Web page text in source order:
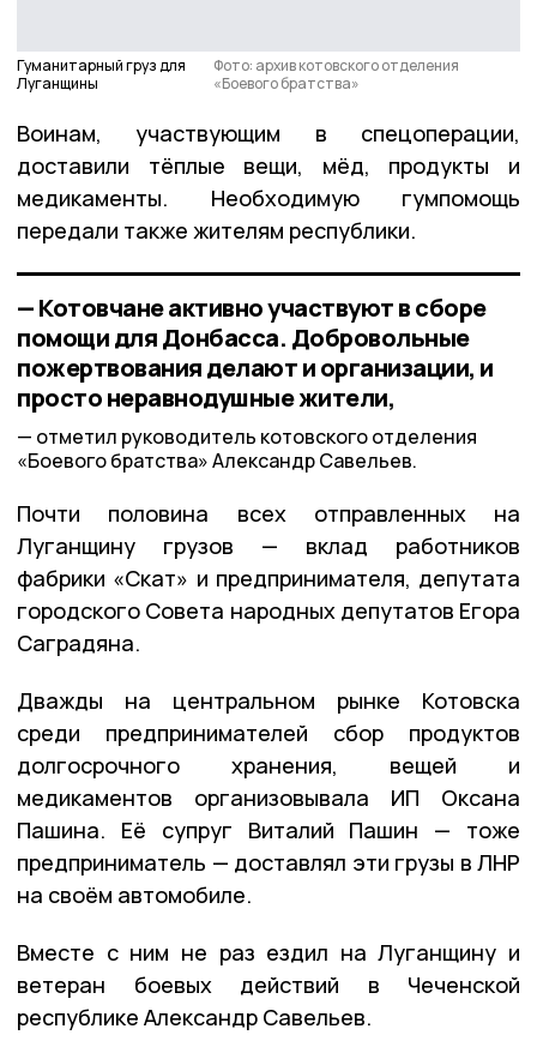
Гуманитарный груз для
Луганщины
Фото: архив котовского отделения
«Боевого братства»
Воинам, участвующим в спецоперации,
доставили тёплые вещи, мëд, продукты и
медикаменты. Необходимую гумпомощь
передали также жителям республики.
— Котовчане активно участвуют в сборе
помощи для Донбасса. Добровольные
пожертвования делают и организации, и
просто неравнодушные жители,
отметил руководитель котовского отделения
«Боевого братства» Александр Савельев.
Почти половина всех отправленных на
Луганщину грузов — вклад работников
фабрики «Скат» и предпринимателя, депутата
городского Совета народных депутатов Егора
Саградяна.
Дважды на центральном рынке Котовска
среди предпринимателей сбор продуктов
долгосрочного хранения, вещей и
медикаментов организовывала ИП Оксана
Пашина. Её супруг Виталий Пашин — тоже
предприниматель — доставлял эти грузы в ЛНР
на своём автомобиле.
Вместе с ним не раз ездил на Луганщину и
ветеран боевых действий в Чеченской
республике Александр Савельев.